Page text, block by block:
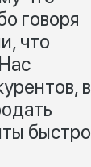
говоря
что
в
быстро